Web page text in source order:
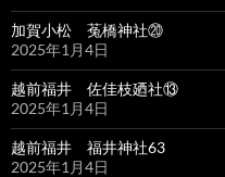
加賀小松 菟橋神社⑳
2025年1月4日
越前福井 佐佳枝廼社⑬
2025年1月4日
越前福井 福井神社63
2025年1月4日